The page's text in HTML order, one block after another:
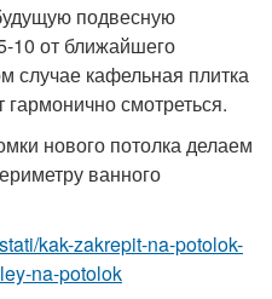
подвесную
10 от ближайшего
случае кафельная плитка
гармонично смотреться.
нового потолка делаем
ванного
kak-zakrepit-na-potolok-
na-potolok